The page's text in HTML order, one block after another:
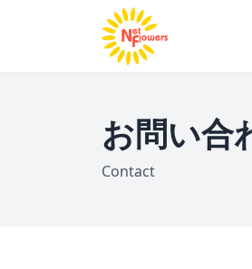
お問い合
Contact